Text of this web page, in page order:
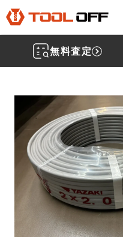
無料査定
工具買取TOP 電線買取 VVF
電線 VVFケーブル 2×2.0 100ｍ
矢崎電線 VVFケーブル 2×2.0